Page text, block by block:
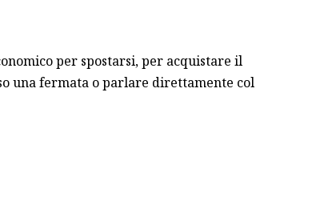
per spostarsi, per acquistare il
una fermata o parlare direttamente col